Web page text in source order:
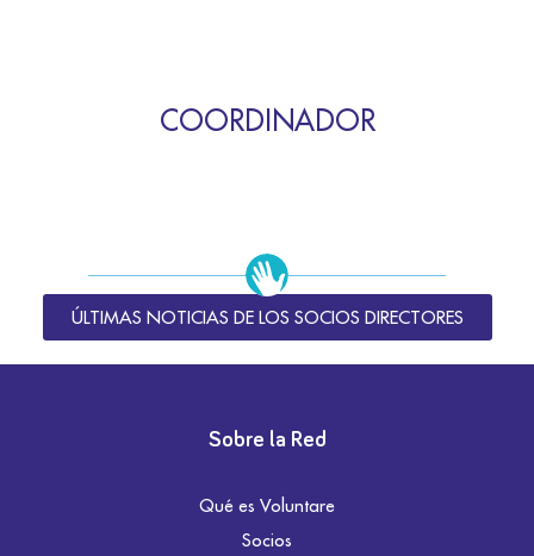
COORDINADOR
ÚLTIMAS NOTICIAS DE LOS SOCIOS DIRECTORES
Sobre la Red
Qué es Voluntare
Socios